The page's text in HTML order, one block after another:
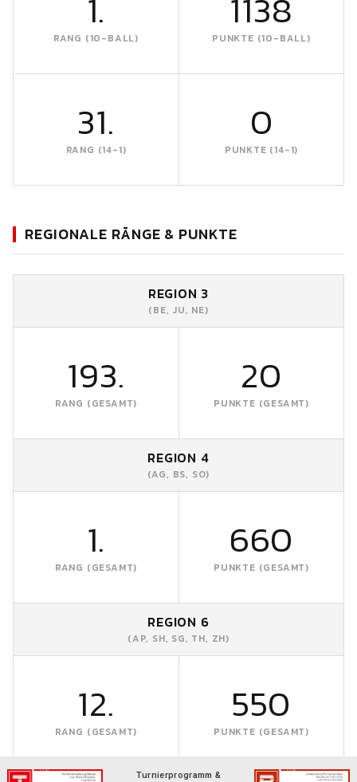
RANG (10-BALL) PUNKTE (10-BALL)
31.
RANG (14-1)
0
PUNKTE (14-1)
REGIONALE RÄNGE & PUNKTE
REGION 3
(BE, JU, NE)
193.
RANG (GESAMT)
20
PUNKTE (GESAMT)
REGION 4
(AG, BS, SO)
1.
RANG (GESAMT)
660
PUNKTE (GESAMT)
REGION 6
(AP, SH, SG, TH, ZH)
12.
RANG (GESAMT)
550
PUNKTE (GESAMT)
Turnierprogramm &